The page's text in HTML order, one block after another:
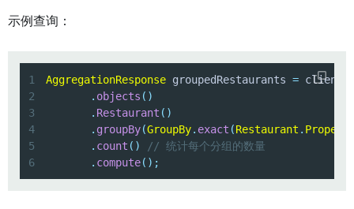
示例查询：
1 AggregationResponse groupedRestaurants = client
2
. objects ( )
3
. Restaurant ( )
4
. groupBy(GroupBy. exact (Restaurant .
5
. count ( )
// 统计每个分组的数量
6
. compute( ) ;